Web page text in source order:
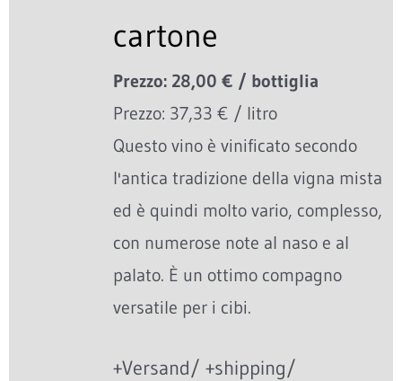
cartone
Prezzo: 28,00 € / bottiglia
Prezzo: 37,33 € / litro
Questo vino è vinificato secondo
l'antica tradizione della vigna mista
ed è quindi molto vario, complesso,
con numerose note al naso e al
palato. È un ottimo compagno
versatile per i cibi.
+Versand/ +shipping/